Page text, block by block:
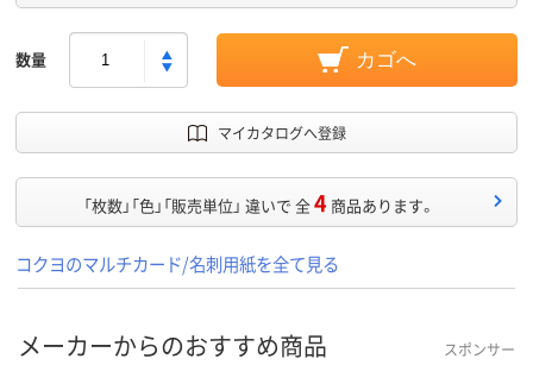
数量 カゴへ
マイカタログへ登録
「枚数」「色」「販売単位」 違いで 全4 商品あります。
コクヨのマルチカード/名刺用紙を全て見る
メーカーからのおすすめ商品 スポンサー